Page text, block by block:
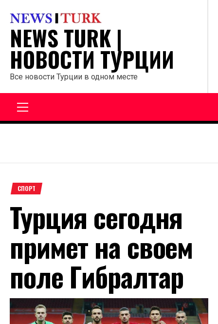
содержанию
NEWS TURK |
НОВОСТИ ТУРЦИИ
Все новости Турции в одном месте
СПОРТ
Турция сегодня
примет на своем
поле Гибралтар